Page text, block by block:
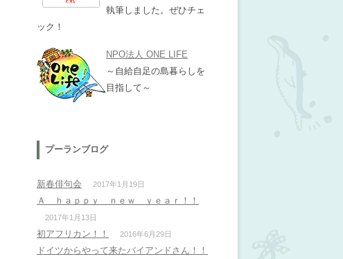
執筆しました。ぜひチェ
ック！
NPO法人 ONE LIFE
～自給自足の島暮らしを
目指して～
プーランブログ
新春俳句会 2017年1月19日
Ａ ｈａｐｐｙ ｎｅｗ ｙｅａｒ！！
2017年1月13日
初アフリカン！！ 2016年6月29日
ドイツからやって来たバイアンドさん！！